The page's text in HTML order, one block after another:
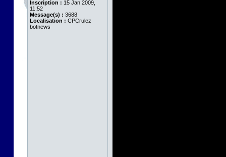
Inscription : 15 Jan 2009,
11:52
Message(s) : 3688
Localisation : CPCrulez
botnews